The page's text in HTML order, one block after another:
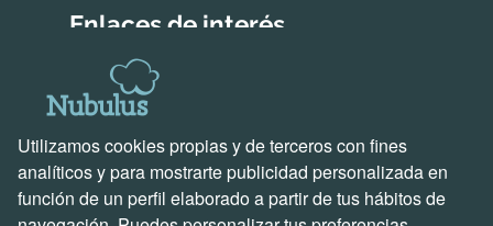
Enlaces de interés
Soluciones para empresas
Soluciones creadas por nosotros
Soporte y contacto
Ven a vernos
Utilizamos cookies propias y de terceros con fines
analíticos y para mostrarte publicidad personalizada en
función de un perfil elaborado a partir de tus hábitos de